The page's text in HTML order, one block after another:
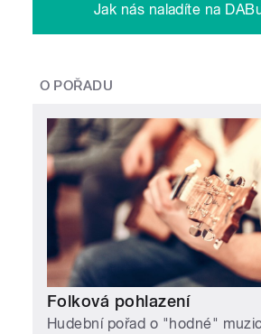
Jak nás naladíte na
O POŘADU
Folková pohlazení
Hudební pořad o "hodné"